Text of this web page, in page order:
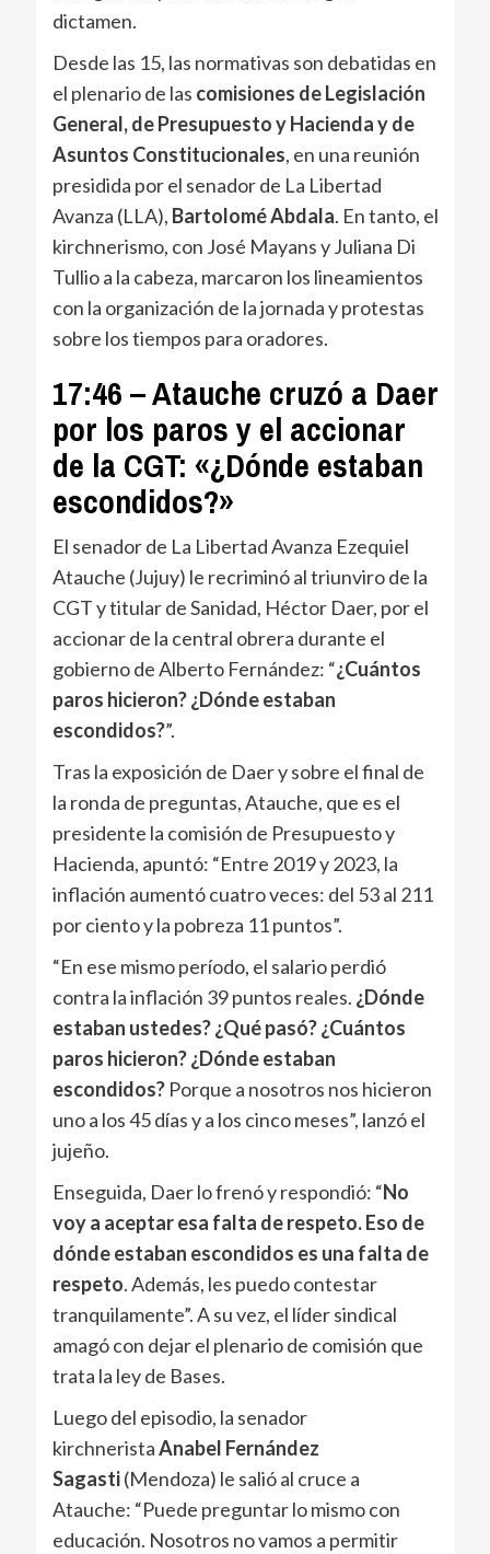
dictamen.
Desde las 15, las normativas son debatidas en
el plenario de las comisiones de Legislación
General, de Presupuesto y Hacienda y de
Asuntos Constitucionales, en una reunión
presidida por el senador de La Libertad
Avanza (LLA), Bartolomé Abdala. En tanto, el
kirchnerismo, con José Mayans y Juliana Di
Tullio a la cabeza, marcaron los lineamientos
con la organización de la jornada y protestas
sobre los tiempos para oradores.
17:46 – Atauche cruzó a Daer
por los paros y el accionar
de la CGT: «¿Dónde estaban
escondidos?»
El senador de La Libertad Avanza Ezequiel
Atauche (Jujuy) le recriminó al triunviro de la
CGT y titular de Sanidad, Héctor Daer, por el
accionar de la central obrera durante el
gobierno de Alberto Fernández: “¿Cuántos
paros hicieron? ¿Dónde estaban
escondidos?”.
Tras la exposición de Daer y sobre el final de
la ronda de preguntas, Atauche, que es el
presidente la comisión de Presupuesto y
Hacienda, apuntó: “Entre 2019 y 2023, la
inflación aumentó cuatro veces: del 53 al 211
por ciento y la pobreza 11 puntos”.
“En ese mismo período, el salario perdió
contra la inflación 39 puntos reales. ¿Dónde
estaban ustedes? ¿Qué pasó? ¿Cuántos
paros hicieron? ¿Dónde estaban
escondidos?Porque a nosotros nos hicieron
uno a los 45 días y a los cinco meses”, lanzó el
jujeño.
Enseguida, Daer lo frenó y respondió: “No
voy a aceptar esa falta de respeto. Eso de
dónde estaban escondidos es una falta de
respeto. Además, les puedo contestar
tranquilamente”. A su vez, el líder sindical
amagó con dejar el plenario de comisión que
trata la ley de Bases.
Luego del episodio, la senador
kirchneristaAnabel Fernández
Sagasti(Mendoza) le salió al cruce a
Atauche: “Puede preguntar lo mismo con
educación. Nosotros no vamos a permitir